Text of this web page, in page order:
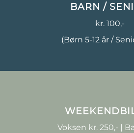
BARN /
kr. 100,-
(Børn 5-12 år /
Voksen kr. 250,- |